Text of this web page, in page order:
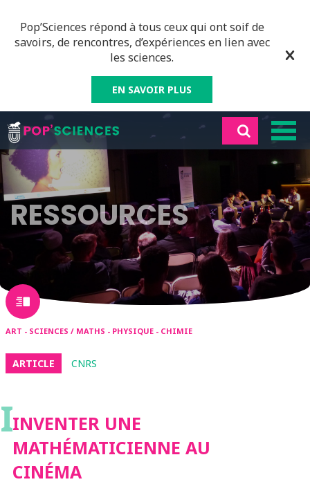
Pop’Sciences répond à tous ceux qui ont soif de
savoirs, de rencontres, d’expériences en lien avec
les sciences.
EN SAVOIR PLUS
RESSOURCES
ART - SCIENCES / MATHS - PHYSIQUE - CHIMIE
ARTICLE CNRS
IINVENTER UNE
MATHÉMATICIENNE AU
CINÉMA